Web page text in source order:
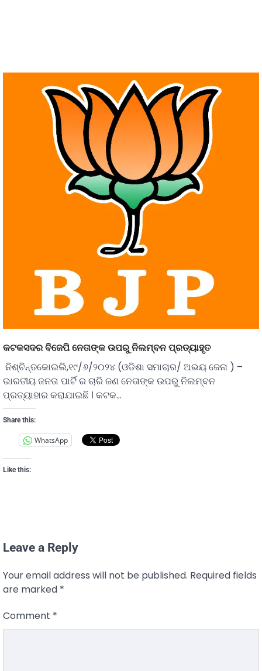
କଟକସଦର ବିଜେପି ନେତାଙ୍କ ଉପରୁ ନିଲମ୍ବନ ପ୍ରତ୍ୟାହୃତ
ନିଶ୍ଚିନ୍ତକୋଇଲି,୧୯/୬/୨୦୨୪ (ଓଡିଶା ସମାଚାର/ ଅଭୟ ଜେନା ) –
ଭାରତୀୟ ଜନତା ପାର୍ଟି ର ଚାରି ଜଣ ନେତାଙ୍କ ଉପରୁ ନିଲମ୍ବନ
ପ୍ରତ୍ୟାହାର କରାଯାଇଛି । କଟକ…
Share this:
WhatsApp
Like this:
Leave a Reply
Your email address will not be published. Required fields
are marked *
Comment *